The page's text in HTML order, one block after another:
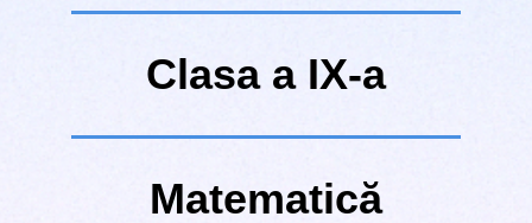
Clasa a IX-a
Matematică